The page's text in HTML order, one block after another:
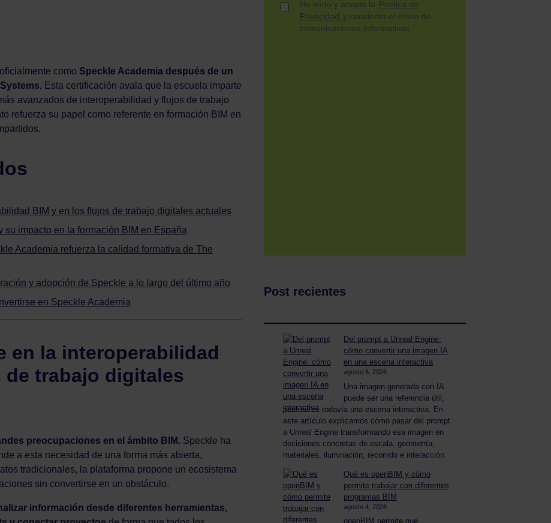
como Speckle Academia después de un
Esta certificación avala que la escuela imparte
avanzados de interoperabilidad y flujos de trabajo
refuerza su papel como referente en formación BIM en
BIM y en los flujos de trabajo digitales actuales
su impacto en la formación BIM en España
Academia refuerza la calidad formativa de The
y adopción de Speckle a lo largo del último año
en Speckle Academia
en la interoperabilidad
trabajo digitales
preocupaciones en el ámbito BIM. Speckle ha
a esta necesidad de una forma más abierta,
tradicionales, la plataforma propone un ecosistema
sin convertirse en un obstáculo.
información desde diferentes herramientas,
Post recientes
Del prompt a Unreal Engine:
cómo convertir una imagen IA
en una escena interactiva
agosto 6, 2026
Una imagen generada con IA
puede ser una referencia útil,
pero no es todavía una escena interactiva. En
este artículo explicamos cómo pasar del prompt
a Unreal Engine transformando esa imagen en
decisiones concretas de escala, geometría,
materiales, iluminación, recorrido e interacción.
Qué es openBIM y cómo
permite trabajar con diferentes
programas BIM
agosto 4, 2026
openBIM permite que